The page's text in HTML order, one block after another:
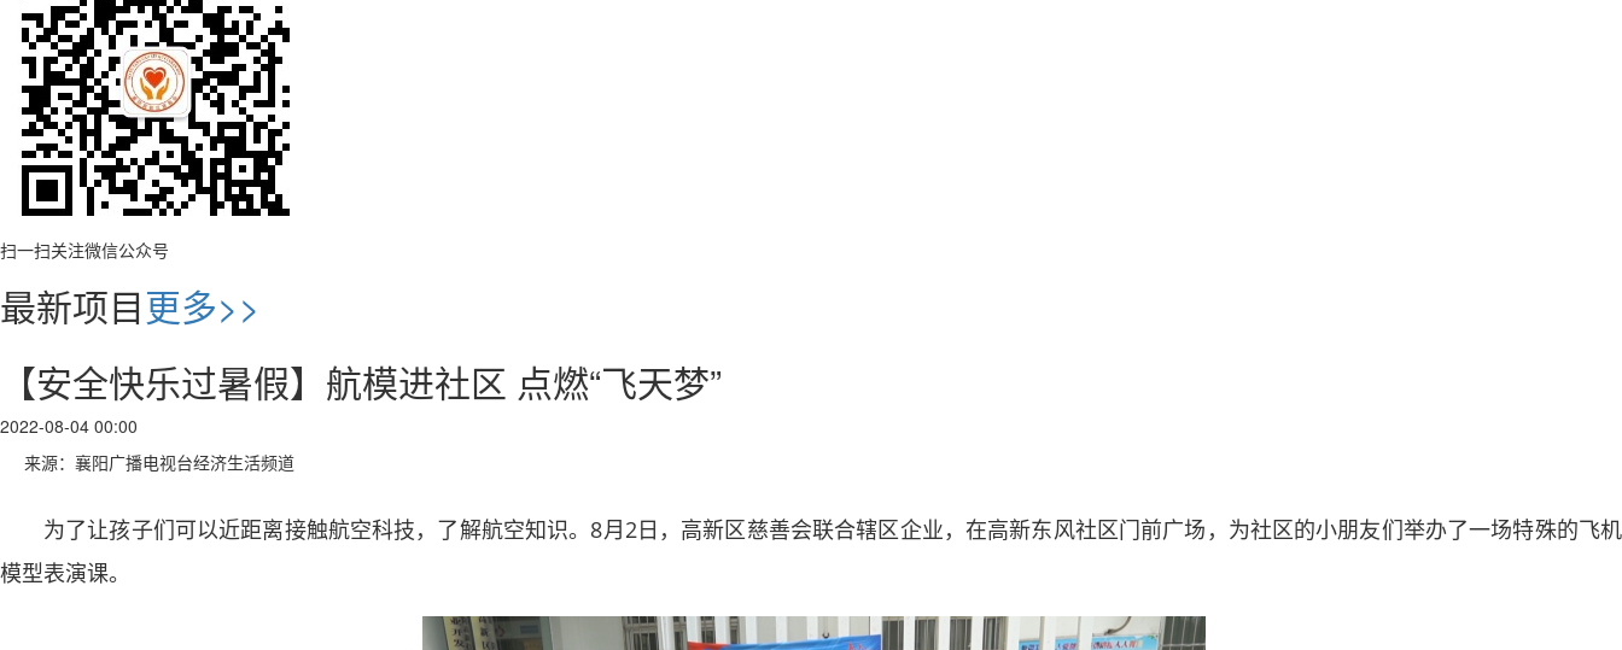
扫一扫关注微信公众号
最新项目更多>>
【安全快乐过暑假】航模进社区 点燃“飞天梦”
2022-08-04 00:00
来源：襄阳广播电视台经济生活频道
为了让孩子们可以近距离接触航空科技，了解航空知识。8月2日，高新区慈善会联合辖区企业，在高新东风社区门前广场，为社区的小朋友们举办了一场特殊的飞机
模型表演课。